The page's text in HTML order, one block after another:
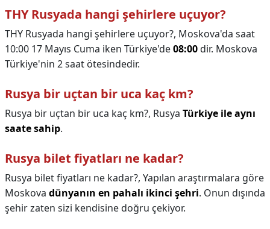
THY Rusyada hangi şehirlere uçuyor?
THY Rusyada hangi şehirlere uçuyor?, Moskova'da saat
10:00 17 Mayıs Cuma iken Türkiye'de08:00dir. Moskova
Türkiye'nin 2 saat ötesindedir.
Rusya bir uçtan bir uca kaç km?
Rusya bir uçtan bir uca kaç km?, Rusya Türkiye ile aynı
saate sahip.
Rusya bilet fiyatları ne kadar?
Rusya bilet fiyatları ne kadar?, Yapılan araştırmalara göre
Moskova dünyanın en pahalı ikinci şehri. Onun dışında
şehir zaten sizi kendisine doğru çekiyor.